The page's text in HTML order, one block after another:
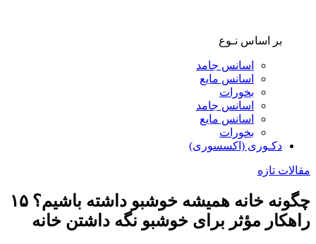
بر اساس نـوع
اسانس جامد
اسانس مایع
بخورات
اسانس جامد
اسانس مایع
بخورات
دکـوری (اکسسوری)
مقالات تازه
چگونه خانه همیشه خوشبو داشته باشیم؟ ۱۵
راهکار مؤثر برای خوشبو نگه داشتن خانه